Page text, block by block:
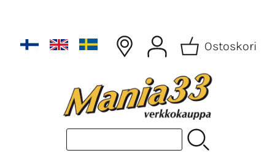
Ostoskori